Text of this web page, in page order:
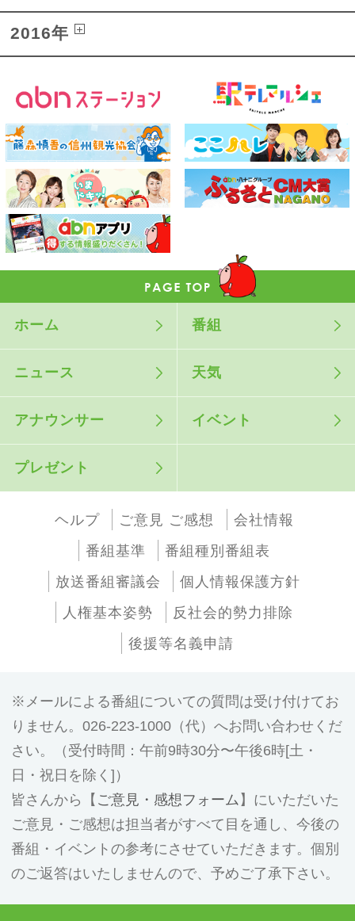
2016年
ホーム 番組
ニュース 天気
アナウンサー イベント
プレゼント
ヘルプ ご意見 ご感想
会社情報
番組基準
番組種別番組表
放送番組審議会
個人情報保護方針
人権基本姿勢
反社会的勢力排除
後援等名義申請
メールによる番組についての質問は受け付けてお
りません。026-223-1000（代）へお問い合わせくだ
さい。（受付時間：午前9時30分〜午後6時[土・
日・祝日を除く]）
皆さんから【 ご意見・感想フォーム 】にいただいた
ご意見・ご感想は担当者がすべて目を通し、今後の
番組・イベントの参考にさせていただきます。個別
のご返答はいたしませんので、予めご了承下さい。